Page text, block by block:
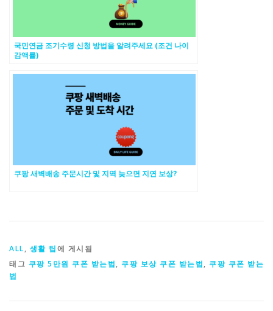
국민연금 조기수령 신청 방법을 알려주세요 (조건 나이
감액률)
쿠팡 새벽배송 주문시간 및 지역 늦으면 지연 보상?
ALL, 생활 팁에 게시됨
태그 쿠팡 5만원 쿠폰 받는법, 쿠팡 보상 쿠폰 받는법, 쿠팡 쿠폰 받는
법